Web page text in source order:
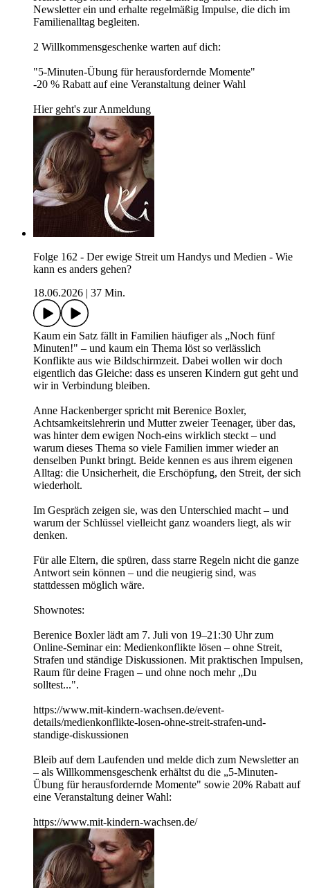
Newsletter ein und erhalte regelmäßig Impulse, die dich im
Familienalltag begleiten.
2 Willkommensgeschenke warten auf dich:
"5-Minuten-Übung für herausfordernde Momente"
-20 % Rabatt auf eine Veranstaltung deiner Wahl
Hier geht's zur Anmeldung
Folge 162 - Der ewige Streit um Handys und Medien - Wie
kann es anders gehen?
18.06.2026
37 Min.
Kaum ein Satz fällt in Familien häufiger als „Noch fünf
Minuten!" – und kaum ein Thema löst so verlässlich
Konflikte aus wie Bildschirmzeit. Dabei wollen wir doch
eigentlich das Gleiche: dass es unseren Kindern gut geht und
wir in Verbindung bleiben.
Anne Hackenberger spricht mit Berenice Boxler,
Achtsamkeitslehrerin und Mutter zweier Teenager, über das,
was hinter dem ewigen Noch-eins wirklich steckt – und
warum dieses Thema so viele Familien immer wieder an
denselben Punkt bringt. Beide kennen es aus ihrem eigenen
Alltag: die Unsicherheit, die Erschöpfung, den Streit, der sich
wiederholt.
Im Gespräch zeigen sie, was den Unterschied macht – und
warum der Schlüssel vielleicht ganz woanders liegt, als wir
denken.
Für alle Eltern, die spüren, dass starre Regeln nicht die ganze
Antwort sein können – und die neugierig sind, was
stattdessen möglich wäre.
Shownotes:
Berenice Boxler lädt am 7. Juli von 19–21:30 Uhr zum
Online-Seminar ein: Medienkonflikte lösen – ohne Streit,
Strafen und ständige Diskussionen. Mit praktischen Impulsen,
Raum für deine Fragen – und ohne noch mehr „Du
solltest...".
https://www.mit-kindern-wachsen.de/event-
details/medienkonflikte-losen-ohne-streit-strafen-und-
standige-diskussionen
Bleib auf dem Laufenden und melde dich zum Newsletter an
– als Willkommensgeschenk erhältst du die „5-Minuten-
Übung für herausfordernde Momente" sowie 20% Rabatt auf
eine Veranstaltung deiner Wahl:
https://www.mit-kindern-wachsen.de/